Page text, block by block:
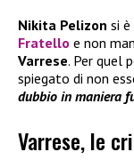
Nikita Pelizon si
Fratello e non
Varrese. Per quel
spiegato di non
dubbio in maniera
Varrese, le